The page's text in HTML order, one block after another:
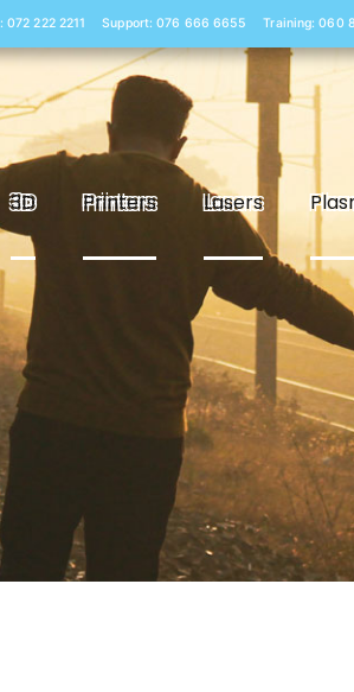
3D Printers Lasers
072 222 2211 Support: 076 666 6655 Training: 060